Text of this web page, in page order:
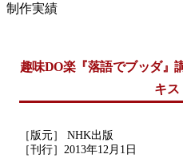
制作実績
趣味DO楽『落語でブッダ』
キス
［版元］ NHK出版
［刊行］2013年12月1日